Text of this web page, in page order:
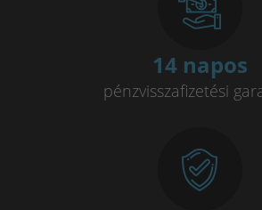
14 napos
pénzvisszafizetési